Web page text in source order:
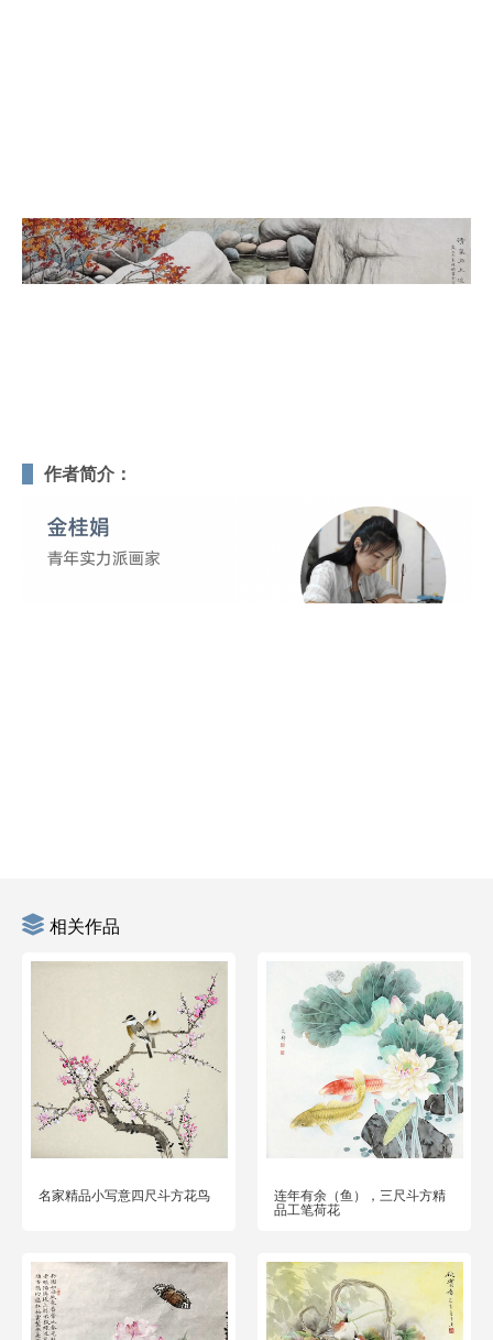
作者简介：
相关作品
名家精品小写意四尺斗方花鸟
连年有余（鱼），三尺斗方精
品工笔荷花